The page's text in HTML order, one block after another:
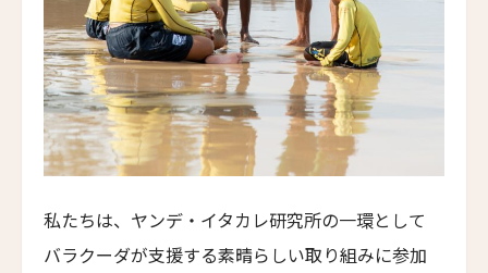
アゼライ・ラ・レジデンス・フエ
Azerai La Residence
サンタ・ボカ
Santa Boka
ホテル・ベルクレア
パークホテル・エーゲルナー・ヘーフェ
Parkhotel Egerner Höfe
私たちは、ヤンデ・イタカレ研究所の一環として
バラクーダが支援する素晴らしい取り組みに参加